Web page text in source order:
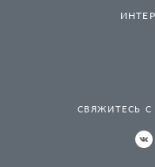
СВЯЖИТЕСЬ С